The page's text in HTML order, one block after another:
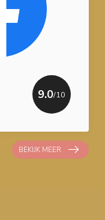
9.0/10
BEKIJK MEER